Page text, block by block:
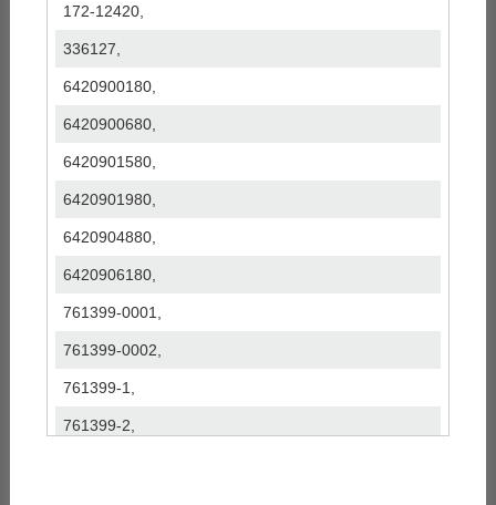
172-12420,
336127,
6420900180,
6420900680,
6420901580,
6420901980,
6420904880,
6420906180,
761399-0001,
761399-0002,
761399-1,
761399-2,